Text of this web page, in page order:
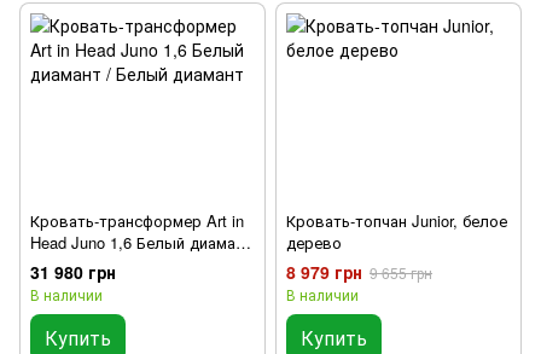
Кровать-трансформер Art in
Head Juno 1,6 Белый диамант
/ Белый диамант
31 980 грн
В наличии
Купить
Кровать-топчан Junior, белое
дерево
8 979 грн 9 655 грн
В наличии
Купить